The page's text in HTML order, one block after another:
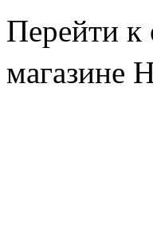
Перейти к
магазине